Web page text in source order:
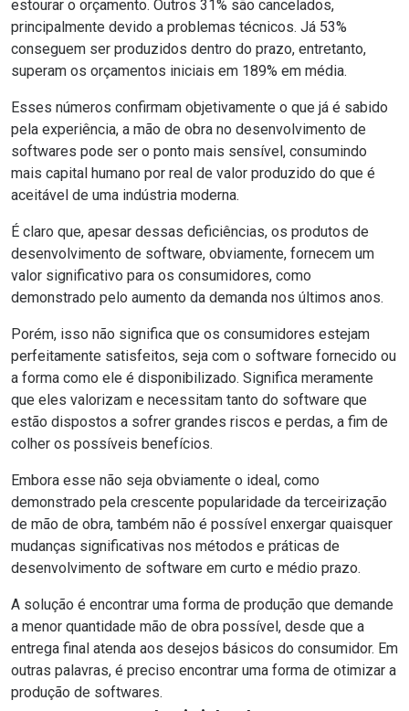
estourar o orçamento. Outros 31% são cancelados,
principalmente devido a problemas técnicos. Já 53%
conseguem ser produzidos dentro do prazo, entretanto,
superam os orçamentos iniciais em 189% em média.
Esses números confirmam objetivamente o que já é sabido
pela experiência, a mão de obra no desenvolvimento de
softwares pode ser o ponto mais sensível, consumindo
mais capital humano por real de valor produzido do que é
aceitável de uma indústria moderna.
É claro que, apesar dessas deficiências, os produtos de
desenvolvimento de software, obviamente, fornecem um
valor significativo para os consumidores, como
demonstrado pelo aumento da demanda nos últimos anos.
Porém, isso não significa que os consumidores estejam
perfeitamente satisfeitos, seja com o software fornecido ou
a forma como ele é disponibilizado. Significa meramente
que eles valorizam e necessitam tanto do software que
estão dispostos a sofrer grandes riscos e perdas, a fim de
colher os possíveis benefícios.
Embora esse não seja obviamente o ideal, como
demonstrado pela crescente popularidade da terceirização
de mão de obra, também não é possível enxergar quaisquer
mudanças significativas nos métodos e práticas de
desenvolvimento de software em curto e médio prazo.
A solução é encontrar uma forma de produção que demande
a menor quantidade mão de obra possível, desde que a
entrega final atenda aos desejos básicos do consumidor. Em
outras palavras, é preciso encontrar uma forma de otimizar a
produção de softwares.